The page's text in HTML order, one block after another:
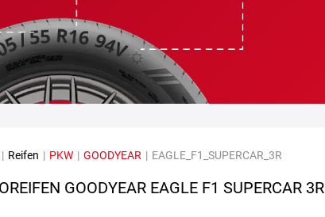
| Reifen | PKW | GOODYEAR | EAGLE_F1_SUPERCAR_3R
GOODYEAR EAGLE F1 SUPERCAR 3R